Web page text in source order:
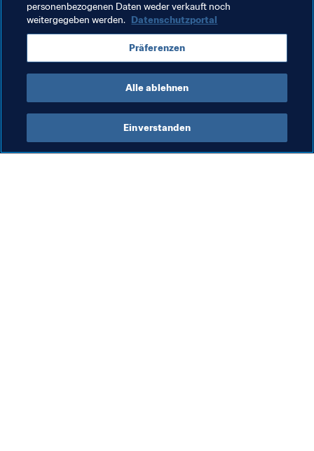
Verwandte Themen
England UEFA
personenbezogenen Daten weder verkauft noch
weitergegeben werden. Datenschutzportal
Präferenzen
Alle ablehnen
Einverstanden